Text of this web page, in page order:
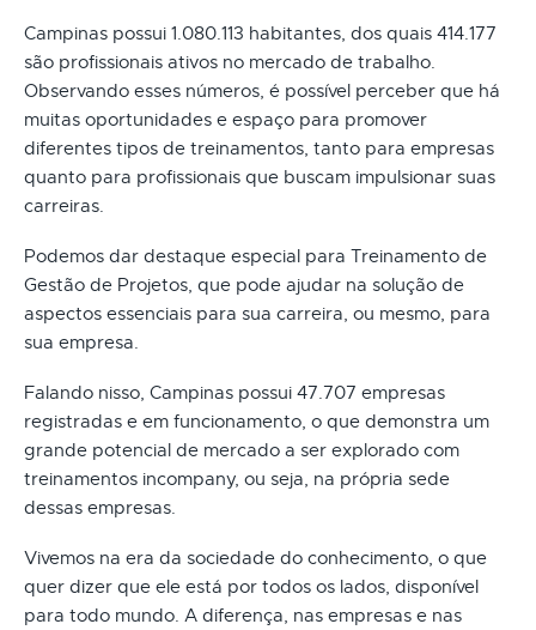
Campinas possui 1.080.113 habitantes, dos quais 414.177
são profissionais ativos no mercado de trabalho.
Observando esses números, é possível perceber que há
muitas oportunidades e espaço para promover
diferentes tipos de treinamentos, tanto para empresas
quanto para profissionais que buscam impulsionar suas
carreiras.
Podemos dar destaque especial para Treinamento de
Gestão de Projetos, que pode ajudar na solução de
aspectos essenciais para sua carreira, ou mesmo, para
sua empresa.
Falando nisso, Campinas possui 47.707 empresas
registradas e em funcionamento, o que demonstra um
grande potencial de mercado a ser explorado com
treinamentos incompany, ou seja, na própria sede
dessas empresas.
Vivemos na era da sociedade do conhecimento, o que
quer dizer que ele está por todos os lados, disponível
para todo mundo. A diferença, nas empresas e nas